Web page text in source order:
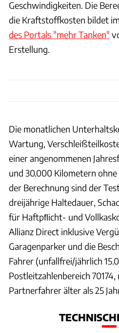
Geschwindigkeiten. Die
die Kraftstoffkosten bildet
des Portals "mehr Tanken"
Erstellung.
Die monatlichen
Wartung,
einer angenommenen
und 30.000 Kilometern
der Berechnung sind der
dreijährige Haltedauer,
für Haftpﬂicht- und
Allianz Direct inklusive
Garagenparker und die
Fahrer (unfallfrei/jährlich
Postleitzahlenbereich 70174,
Partnerfahrer älter als 25